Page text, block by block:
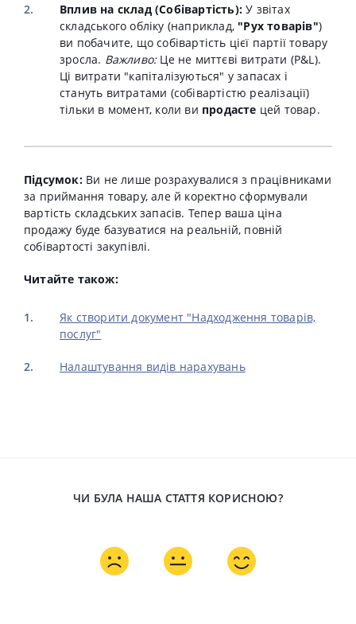
Вплив на склад (Собівартість): У звітах
складського обліку (наприклад, "Рух товарів")
ви побачите, що собівартість цієї партії товару
зросла. Важливо:Це не миттєві витрати (P&L).
Ці витрати "капіталізуються" у запасах і
стануть витратами (собівартістю реалізації)
тільки в момент, коли ви продасте цей товар.
Підсумок:Ви не лише розрахувалися з працівниками
за приймання товару, але й коректно сформували
вартість складських запасів. Тепер ваша ціна
продажу буде базуватися на реальній, повній
собівартості закупівлі.
Читайте також:
Як створити документ "Надходження товарів,
послуг"
Налаштування видів нарахувань
ЧИ БУЛА НАША СТАТТЯ КОРИСНОЮ?